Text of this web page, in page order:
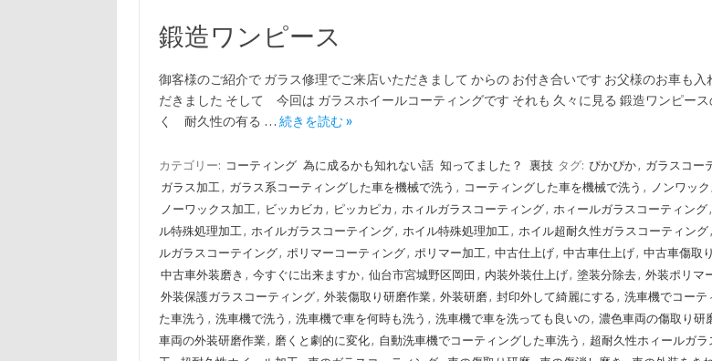
鍛造ワンピース
御客様のご紹介で ガラス修理でご来店いただきまして からの お付き合いです お父様のお車も入
だきました そして 今回は ガラスホイールコーティングです それも 久々に見る 鍛造ワンピース
く 耐久性の有る … 続きを読む »
カテゴリー: コーティング 為に成るかも知れない話 知ってました？ 裏技 タグ: ぴかぴか, ガラスコー
ガラス加工 , ガラス系コーティングした車を機械で洗う , コーティングした車を機械で洗う , ノンワッ
ノーワックス加工 , ビッカビカ , ピッカピカ , ホィルガラスコーティング, ホィールガラスコーティング,
ル特殊処理加工 , ホイルガラスコーテイング, ホイル特殊処理加工 , ホイル超耐久性ガラスコーティング,
ルガラスコーテイング, ポリマーコーティング, ポリマー加工 , 中古仕上げ, 中古車仕上げ, 中古車傷取
中古車外装磨き , 今すぐに出来ますか, 仙台市宮城野区岡田 , 内装外装仕上げ, 塗装分除去, 外装ポリマ
外装保護ガラスコーティング, 外装傷取り研磨作業, 外装研磨, 封印外して綺麗にする , 洗車機でコーテ
た車洗う , 洗車機で洗う , 洗車機で車を何時も洗う , 洗車機で車を洗っても良いの, 濃色車両の傷取り研
車両の外装研磨作業, 磨くと劇的に変化, 自動洗車機でコーティングした車洗う , 超耐久性ホィールガラ